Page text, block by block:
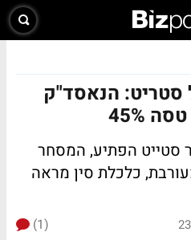
סטריט: הנאסד"ק
סטייט הפתיע, המסחר
כלכלת סין מראה
(1)